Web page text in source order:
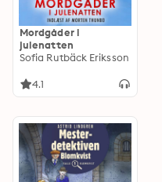
Mordgåder i
julenatten
Sofia Rutbäck Eriksson
4.1